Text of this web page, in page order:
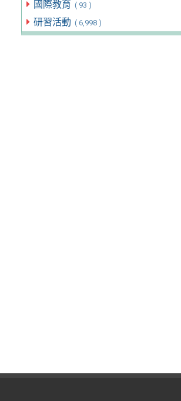
國際教育 ( 93 )
研習活動 ( 6,998 )